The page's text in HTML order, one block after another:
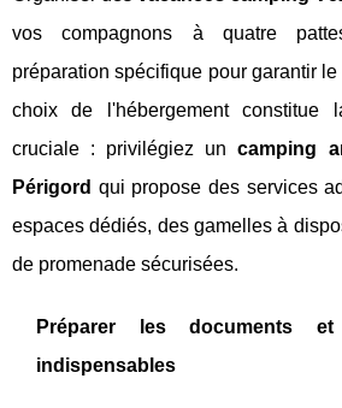
vos compagnons à quatre
préparation spécifique pour garantir
choix de l'hébergement constitue
cruciale : privilégiez uncamping
Périgord qui propose des services
espaces dédiés, des gamelles à
de promenade sécurisées.
Préparer les documents et
indispensables